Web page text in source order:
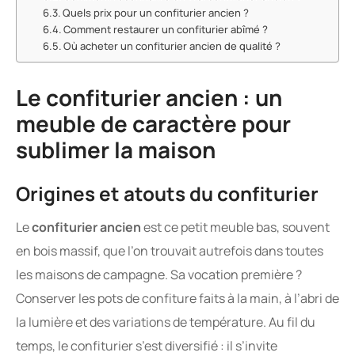
Quels prix pour un confiturier ancien ?
Comment restaurer un confiturier abîmé ?
Où acheter un confiturier ancien de qualité ?
Le confiturier ancien : un
meuble de caractère pour
sublimer la maison
Origines et atouts du confiturier
Leconfiturier ancienest ce petit meuble bas, souvent
en bois massif, que l’on trouvait autrefois dans toutes
les maisons de campagne. Sa vocation première ?
Conserver les pots de confiture faits à la main, à l’abri de
la lumière et des variations de température. Au fil du
temps, le confiturier s’est diversifié : il s’invite